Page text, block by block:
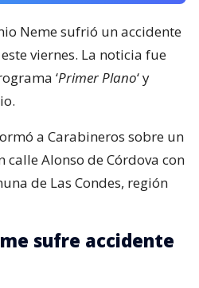
Neme sufrió un accidente
viernes. La noticia fue
‘Primer Plano‘ y
a Carabineros sobre un
calle Alonso de Córdova con
de Las Condes, región
sufre accidente